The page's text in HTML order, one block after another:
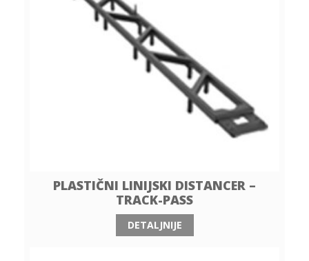
PLASTIČNI LINIJSKI DISTANCER –
TRACK-PASS
DETALJNIJE